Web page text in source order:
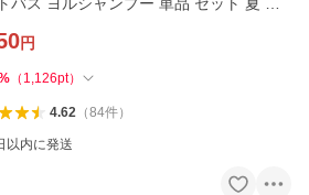
円
（ 1,126pt）
4.62（84件）
以内に発送